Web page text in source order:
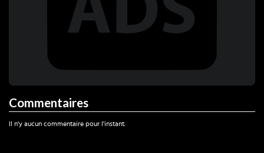
Commentaires
Il n'y aucun commentaire pour l'instant.